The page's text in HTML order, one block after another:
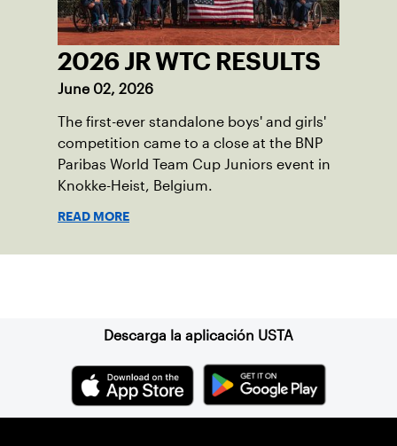
2026 JR WTC RESULTS
June 02, 2026
The first-ever standalone boys' and girls'
competition came to a close at the BNP
Paribas World Team Cup Juniors event in
Knokke-Heist, Belgium.
READ MORE
Descarga la aplicación USTA